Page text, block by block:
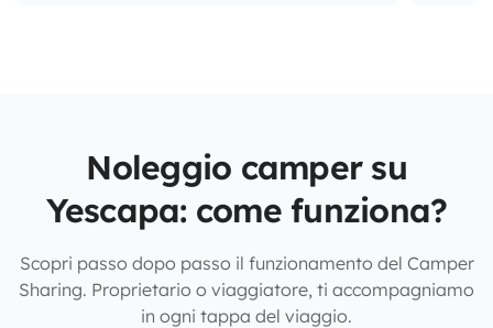
Noleggio camper su
Yescapa: come funziona?
Scopri passo dopo passo il funzionamento del Camper
Sharing. Proprietario o viaggiatore, ti accompagniamo
in ogni tappa del viaggio.